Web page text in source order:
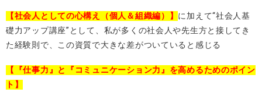
【社会人としての心構え（個人＆組織編）】 に加えて“社会人基
礎力アップ講座”として、私が多くの社会人や先生方と接してき
た経験則で、この資質で大きな差がついていると感じる
【『仕事力』と『コミュニケーション力』を高めるためのポイン
ト】